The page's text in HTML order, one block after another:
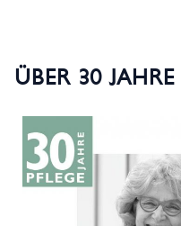
ÜBER 30 JAHRE